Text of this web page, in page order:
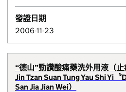
發證日期
2006-11-23
“德山”勁讚酸痛藥洗外用液（止
Jin Tzan Suan Tung Yau Shi Yi
San Jia Jian Wei）